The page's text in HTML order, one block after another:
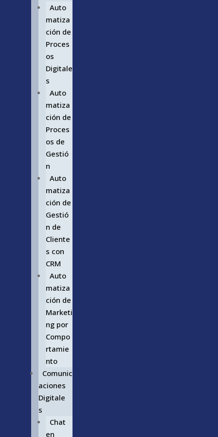
Auto
matiza
ción de
Proces
os
Digitale
s
Auto
matiza
ción de
Proces
os de
Gestió
n
Auto
matiza
ción de
Gestió
n de
Cliente
s con
CRM
Auto
matiza
ción de
Marketi
ng por
Compo
rtamie
nto
Comunic
aciones
Digitale
s
Chat
en